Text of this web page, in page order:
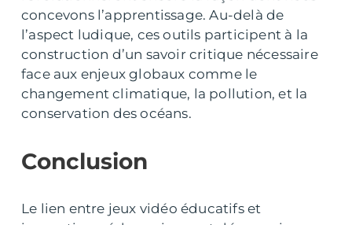
concevons l’apprentissage. Au-delà de
l’aspect ludique, ces outils participent à la
construction d’un savoir critique nécessaire
face aux enjeux globaux comme le
changement climatique, la pollution, et la
conservation des océans.
Conclusion
Le lien entre jeux vidéo éducatifs et